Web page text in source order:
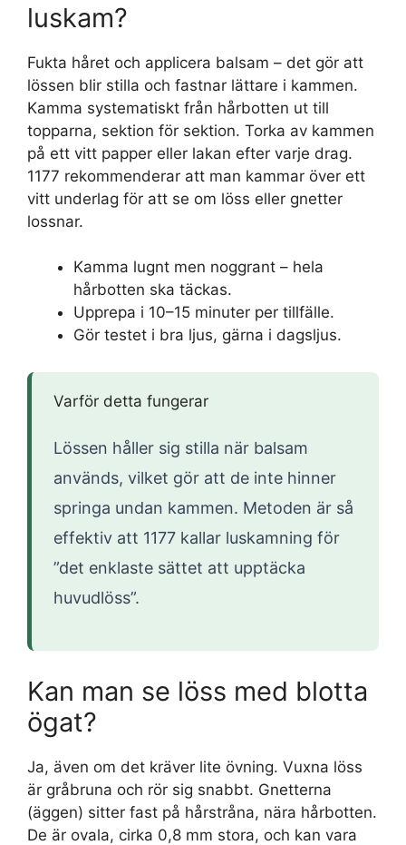
luskam?
Fukta håret och applicera balsam – det gör att
lössen blir stilla och fastnar lättare i kammen.
Kamma systematiskt från hårbotten ut till
topparna, sektion för sektion. Torka av kammen
på ett vitt papper eller lakan efter varje drag.
1177 rekommenderar att man kammar över ett
vitt underlag för att se om löss eller gnetter
lossnar.
Kamma lugnt men noggrant – hela
hårbotten ska täckas.
Upprepa i 10–15 minuter per tillfälle.
Gör testet i bra ljus, gärna i dagsljus.
Varför detta fungerar
Lössen håller sig stilla när balsam
används, vilket gör att de inte hinner
springa undan kammen. Metoden är så
effektiv att 1177 kallar luskamning för
”det enklaste sättet att upptäcka
huvudlöss”.
Kan man se löss med blotta
ögat?
Ja, även om det kräver lite övning. Vuxna löss
är gråbruna och rör sig snabbt. Gnetterna
(äggen) sitter fast på hårstråna, nära hårbotten.
De är ovala, cirka 0,8 mm stora, och kan vara